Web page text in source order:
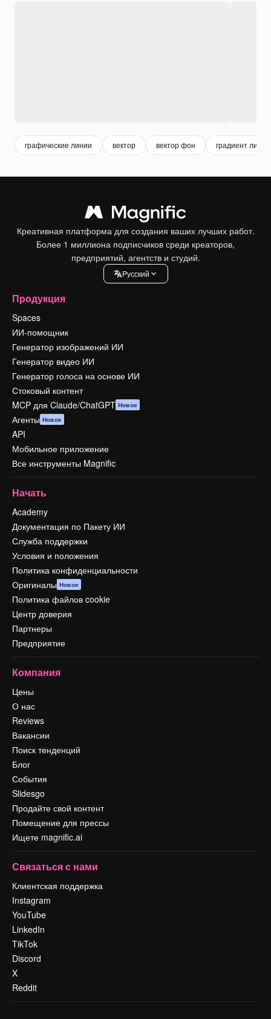
графические линии вектор вектор фон градиент линии
Креативная платформа для создания ваших лучших работ.
Более 1 миллиона подписчиков среди креаторов,
предприятий, агентств и студий.
Pусский
Продукция
Spaces
ИИ-помощник
Генератор изображений ИИ
Генератор видео ИИ
Генератор голоса на основе ИИ
Стоковый контент
MCP для Claude/ChatGPT Новое
Агенты Новое
API
Мобильное приложение
Все инструменты Magnific
Начать
Academy
Документация по Пакету ИИ
Служба поддержки
Условия и положения
Политика конфиденциальности
Оригиналы Новое
Политика файлов cookie
Центр доверия
Партнеры
Предприятие
Компания
Цены
О нас
Reviews
Вакансии
Поиск тенденций
Блог
События
Slidesgo
Продайте свой контент
Помещение для прессы
Ищете magnific.ai
Связаться с нами
Клиентская поддержка
Instagram
YouTube
LinkedIn
TikTok
Discord
X
Reddit